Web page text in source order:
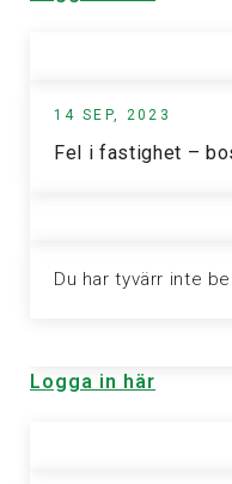
14 SEP, 2023
Fel i fastighet –
Logga in här